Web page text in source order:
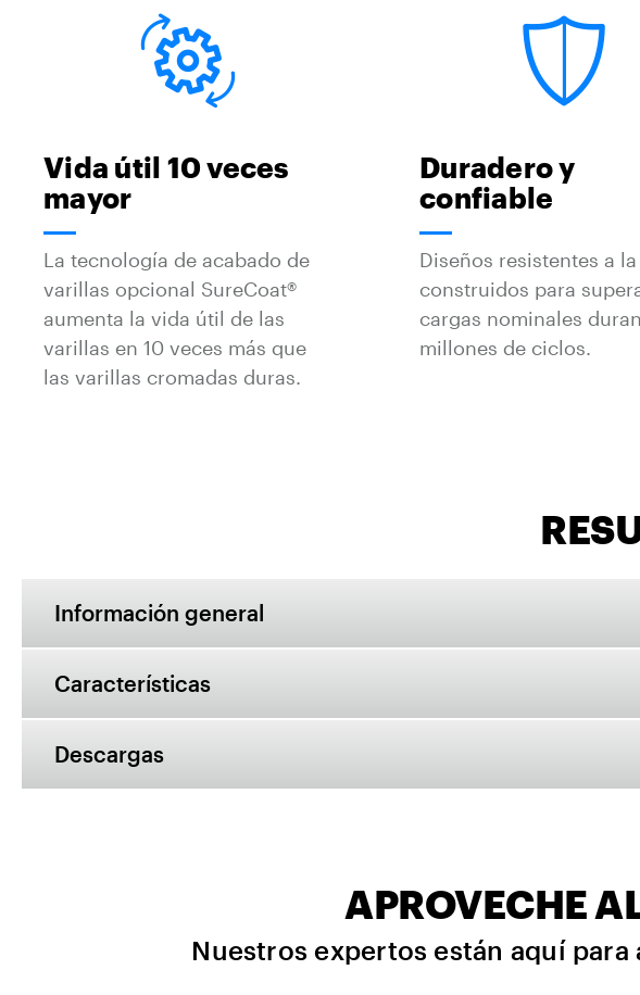
Vida útil 10 veces
mayor
La tecnología de acabado de
varillas opcional SureCoat®
aumenta la vida útil de las
varillas en 10 veces más que
las varillas cromadas duras.
Duradero y
confiable
Diseños resistentes a
construidos para
cargas nominales
millones de ciclos.
Información general
Características
Descargas
APROVECHE
Nuestros expertos están aquí